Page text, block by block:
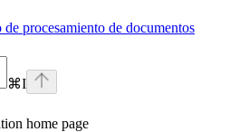
procesamiento de documentos
⌘I
home page